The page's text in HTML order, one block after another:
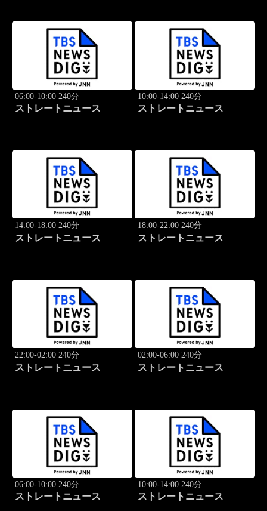
06:00-10:00 240分
ストレートニュース
10:00-14:00 240分
ストレートニュース
14:00-18:00 240分
ストレートニュース
18:00-22:00 240分
ストレートニュース
22:00-02:00 240分
ストレートニュース
02:00-06:00 240分
ストレートニュース
06:00-10:00 240分
ストレートニュース
10:00-14:00 240分
ストレートニュース